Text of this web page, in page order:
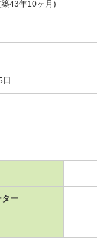
43年10ヶ月)
日
ター